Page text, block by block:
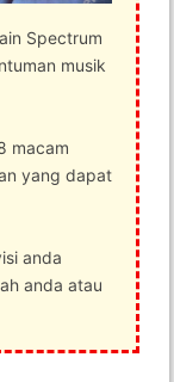
Spectrum
musik
macam
yang dapat
anda
anda atau